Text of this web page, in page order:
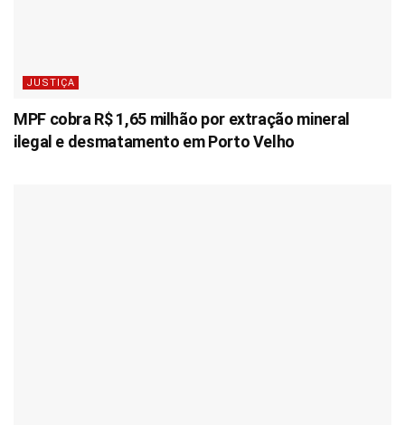
JUSTIÇA
MPF cobra R$ 1,65 milhão por extração mineral
ilegal e desmatamento em Porto Velho